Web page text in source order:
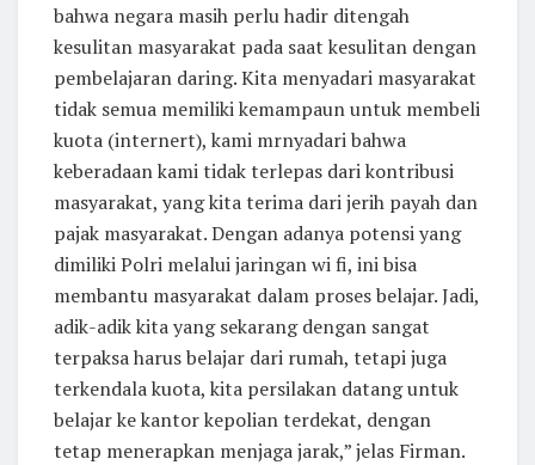
bahwa negara masih perlu hadir ditengah
kesulitan masyarakat pada saat kesulitan dengan
pembelajaran daring. Kita menyadari masyarakat
tidak semua memiliki kemampaun untuk membeli
kuota (internert), kami mrnyadari bahwa
keberadaan kami tidak terlepas dari kontribusi
masyarakat, yang kita terima dari jerih payah dan
pajak masyarakat. Dengan adanya potensi yang
dimiliki Polri melalui jaringan wi fi, ini bisa
membantu masyarakat dalam proses belajar. Jadi,
adik-adik kita yang sekarang dengan sangat
terpaksa harus belajar dari rumah, tetapi juga
terkendala kuota, kita persilakan datang untuk
belajar ke kantor kepolian terdekat, dengan
tetap menerapkan menjaga jarak,” jelas Firman.